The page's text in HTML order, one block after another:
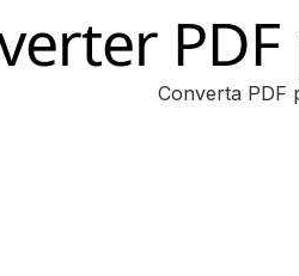
Converta PDF